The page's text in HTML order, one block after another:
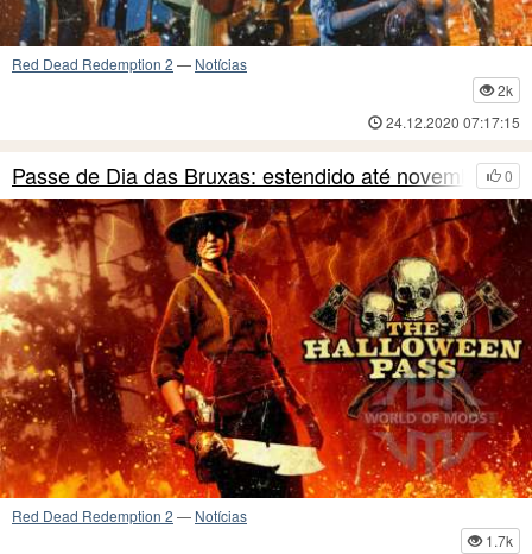
Red Dead Redemption 2 — Notícias
2k
24.12.2020 07:17:15
0
Passe de Dia das Bruxas: estendido até novembro
Red Dead Redemption 2 — Notícias
1.7k